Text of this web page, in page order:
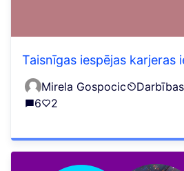
Taisnīgas iespējas karjeras
Mirela Gospocic
6
2